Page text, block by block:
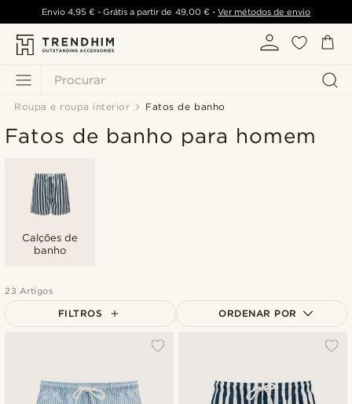
Procurar
Envio 4,95 €- Grátis a partir de 49,00 €- Ver métodos de envio
Roupa e roupa interior Fatos de banho
Fatos de banho para homem
Calções de
banho
23 Artigos
FILTROS ORDENAR POR
Preço mais baixo